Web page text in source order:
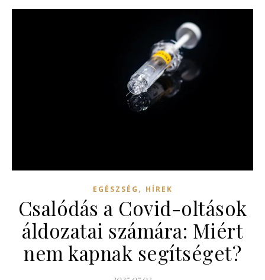
EGÉSZSÉG , HÍREK
Csalódás a Covid-oltások
áldozatai számára: Miért
nem kapnak segítséget?